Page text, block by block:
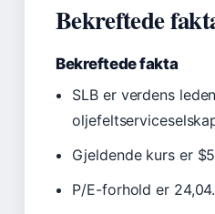
Bekreftede
Bekreftede fakta
SLB er verdens
Gjeldende kurs er
P/E-forhold er 24,04.